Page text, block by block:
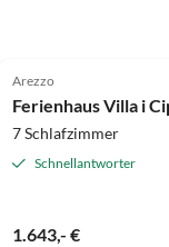
Arezzo
Ferienhaus Villa i
7 Schlafzimmer
Schnellantworter
1.643,- €